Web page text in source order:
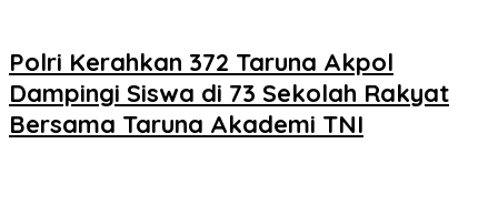
Polri Kerahkan 372 Taruna Akpol
Dampingi Siswa di 73 Sekolah Rakyat
Bersama Taruna Akademi TNI